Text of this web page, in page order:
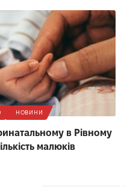
НОВИНИ
в Рівному
малюків